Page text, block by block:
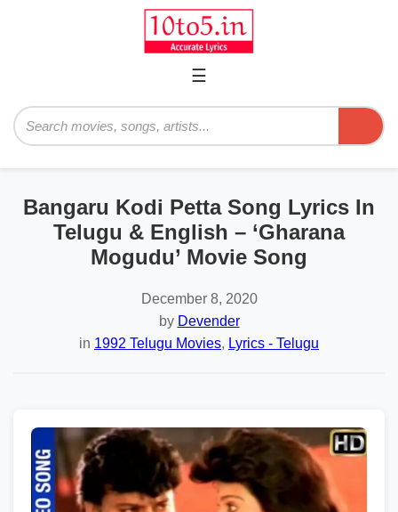
Search
☰
Menu
Bangaru Kodi Petta Song Lyrics In
Telugu & English – ‘Gharana
Mogudu’ Movie Song
December 8, 2020
by Devender
in 1992 Telugu Movies, Lyrics - Telugu